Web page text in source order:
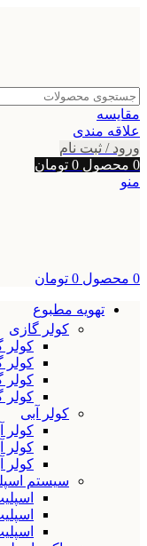
مقایسه
علاقه مندی
ورود / ثبت نام
0 محصول 0 تومان
منو
0 محصول 0 تومان
تهویه مطبوع
کولر گازی
کولر
کولر
کولر
کولر
کولر آبی
کولر
کولر
کولر
سیستم